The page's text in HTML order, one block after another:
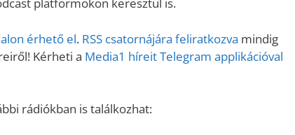
billentyűket
kell
platformokon keresztül is.
érhető el. RSS csatornájára feliratkozva mindig
Kérheti a Media1 híreit Telegram applikációval
rádiókban is találkozhat: